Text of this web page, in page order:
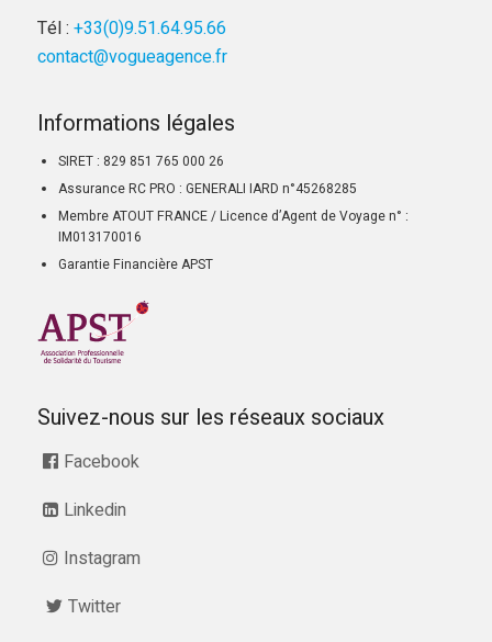
Tél : +33(0)9.51.64.95.66
contact@vogueagence.fr
Informations légales
SIRET : 829 851 765 000 26
Assurance RC PRO : GENERALI IARD n°45268285
Membre ATOUT FRANCE / Licence d’Agent de Voyage n° :
IM013170016
Garantie Financière APST
Suivez-nous sur les réseaux sociaux
Facebook
Linkedin
Instagram
Twitter